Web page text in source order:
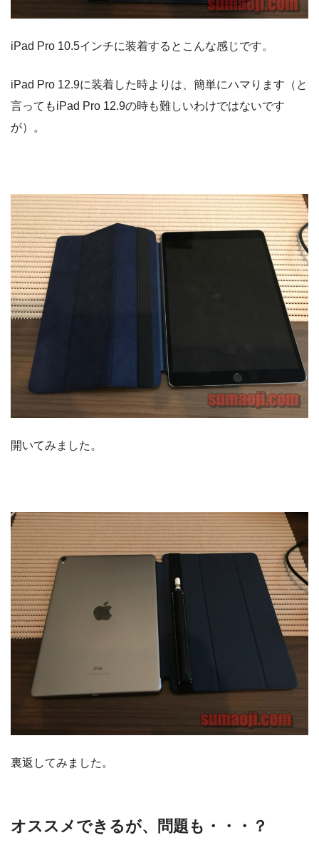
iPad Pro 10.5インチに装着するとこんな感じです。
iPad Pro 12.9に装着した時よりは、簡単にハマります（と
言ってもiPad Pro 12.9の時も難しいわけではないです
が）。
開いてみました。
裏返してみました。
オススメできるが、問題も・・・？